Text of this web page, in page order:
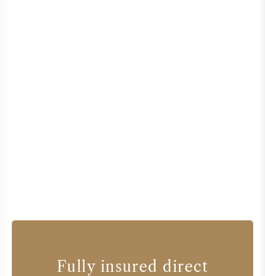
Fully insured direct